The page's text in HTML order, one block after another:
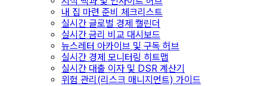
내 집 마련 준비 체크리스트
실시간 글로벌 경제 캘린더
실시간 금리 비교 대시보드
뉴스레터 아카이브 및 구독 허브
실시간 경제 모니터링 히트맵
실시간 대출 이자 및 DSR 계산기
위험 관리(리스크 매니지먼트) 가이드